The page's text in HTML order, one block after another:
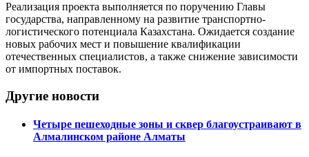
Реализация проекта выполняется по поручению Главы
государства, направленному на развитие транспортно-
логистического потенциала Казахстана. Ожидается создание
новых рабочих мест и повышение квалификации
отечественных специалистов, а также снижение зависимости
от импортных поставок.
Другие новости
Четыре пешеходные зоны и сквер благоустраивают в
Алмалинском районе Алматы